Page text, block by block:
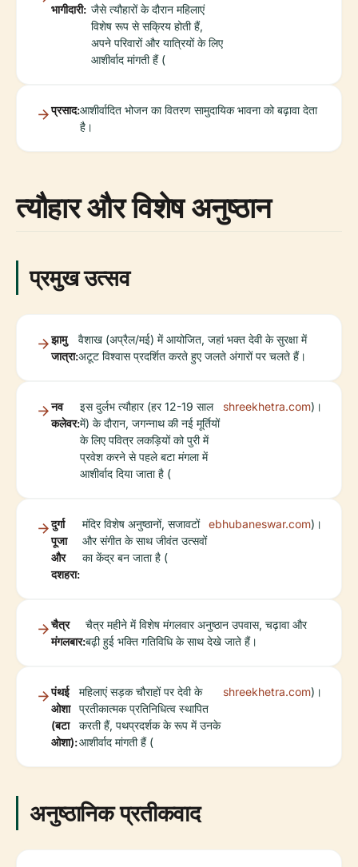
भागीदारी: जैसे त्यौहारों के दौरान महिलाएं
विशेष रूप से सक्रिय होती हैं,
अपने परिवारों और यात्रियों के लिए
आशीर्वाद मांगती हैं (
प्रसाद:आशीर्वादित भोजन का वितरण सामुदायिक भावना को बढ़ावा देता
है।
त्यौहार और विशेष अनुष्ठान
प्रमुख उत्सव
झामु
जात्रा:
वैशाख (अप्रैल/मई) में आयोजित, जहां भक्त देवी के सुरक्षा में
अटूट विश्वास प्रदर्शित करते हुए जलते अंगारों पर चलते हैं।
नव
कलेवर:
इस दुर्लभ त्यौहार (हर 12-19 साल
में) के दौरान, जगन्नाथ की नई मूर्तियों
के लिए पवित्र लकड़ियों को पुरी में
प्रवेश करने से पहले बटा मंगला में
आशीर्वाद दिया जाता है (
shreekhetra.com)।
दुर्गा
पूजा
और
दशहरा:
मंदिर विशेष अनुष्ठानों, सजावटों
और संगीत के साथ जीवंत उत्सवों
का केंद्र बन जाता है (
ebhubaneswar.com)।
चैत्र
मंगलबार:
चैत्र महीने में विशेष मंगलवार अनुष्ठान उपवास, चढ़ावा और
बढ़ी हुई भक्ति गतिविधि के साथ देखे जाते हैं।
पंथई
ओशा
(बटा
ओशा):
महिलाएं सड़क चौराहों पर देवी के
प्रतीकात्मक प्रतिनिधित्व स्थापित
करती हैं, पथप्रदर्शक के रूप में उनके
आशीर्वाद मांगती हैं (
shreekhetra.com)।
अनुष्ठानिक प्रतीकवाद